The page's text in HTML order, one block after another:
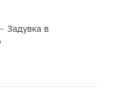
Задувка в